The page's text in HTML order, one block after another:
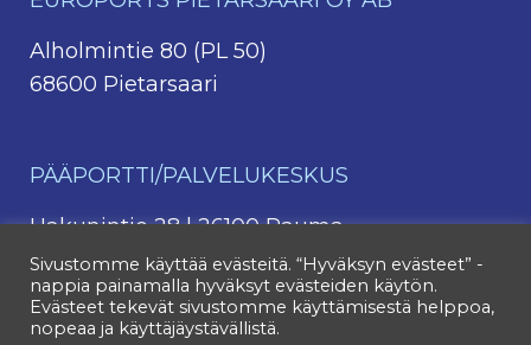
Alholmintie 80 (PL 50)
68600 Pietarsaari
PÄÄPORTTI/PALVELUKESKUS
Hakunintie 28 | 26100 Rauma
044 4213 331
044 4213 382(kontit)
Sivustomme käyttää evästeitä. “Hyväksyn evästeet” -
nappia painamalla hyväksyt evästeiden käytön.
Evästeet tekevät sivustomme käyttämisestä helppoa,
nopeaa ja käyttäjäystävällistä.